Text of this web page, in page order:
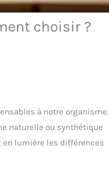
choisir ?
à notre organisme.
naturelle ou synthétique
en lumière les différences